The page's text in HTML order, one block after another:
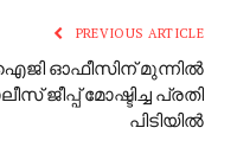
PREVIOUS ARTICLE
ഓഫീസിന് മുന്നിൽ
ജീപ്പ് മോഷ്ടിച്ച പ്രതി
പിടിയിൽ